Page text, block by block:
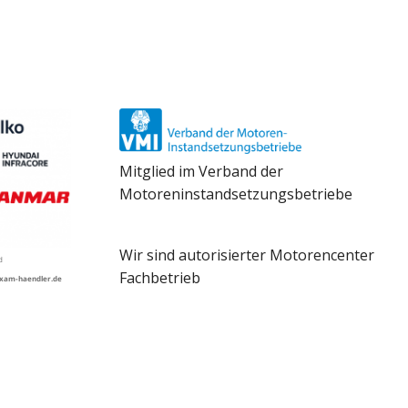
Mitglied im Verband der
Motoreninstandsetzungsbetriebe
Wir sind autorisierter Motorencenter
Fachbetrieb